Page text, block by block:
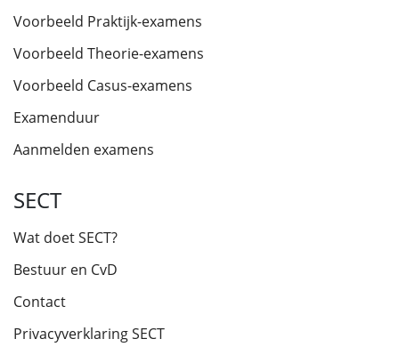
Voorbeeld Praktijk-examens
Voorbeeld Theorie-examens
Voorbeeld Casus-examens
Examenduur
Aanmelden examens
SECT
Wat doet SECT?
Bestuur en CvD
Contact
Privacyverklaring SECT